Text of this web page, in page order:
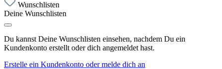
Wunschlisten
Deine Wunschlisten
Du kannst Deine Wunschlisten einsehen, nachdem Du ein
Kundenkonto erstellt oder dich angemeldet hast.
Erstelle ein Kundenkonto oder melde dich an